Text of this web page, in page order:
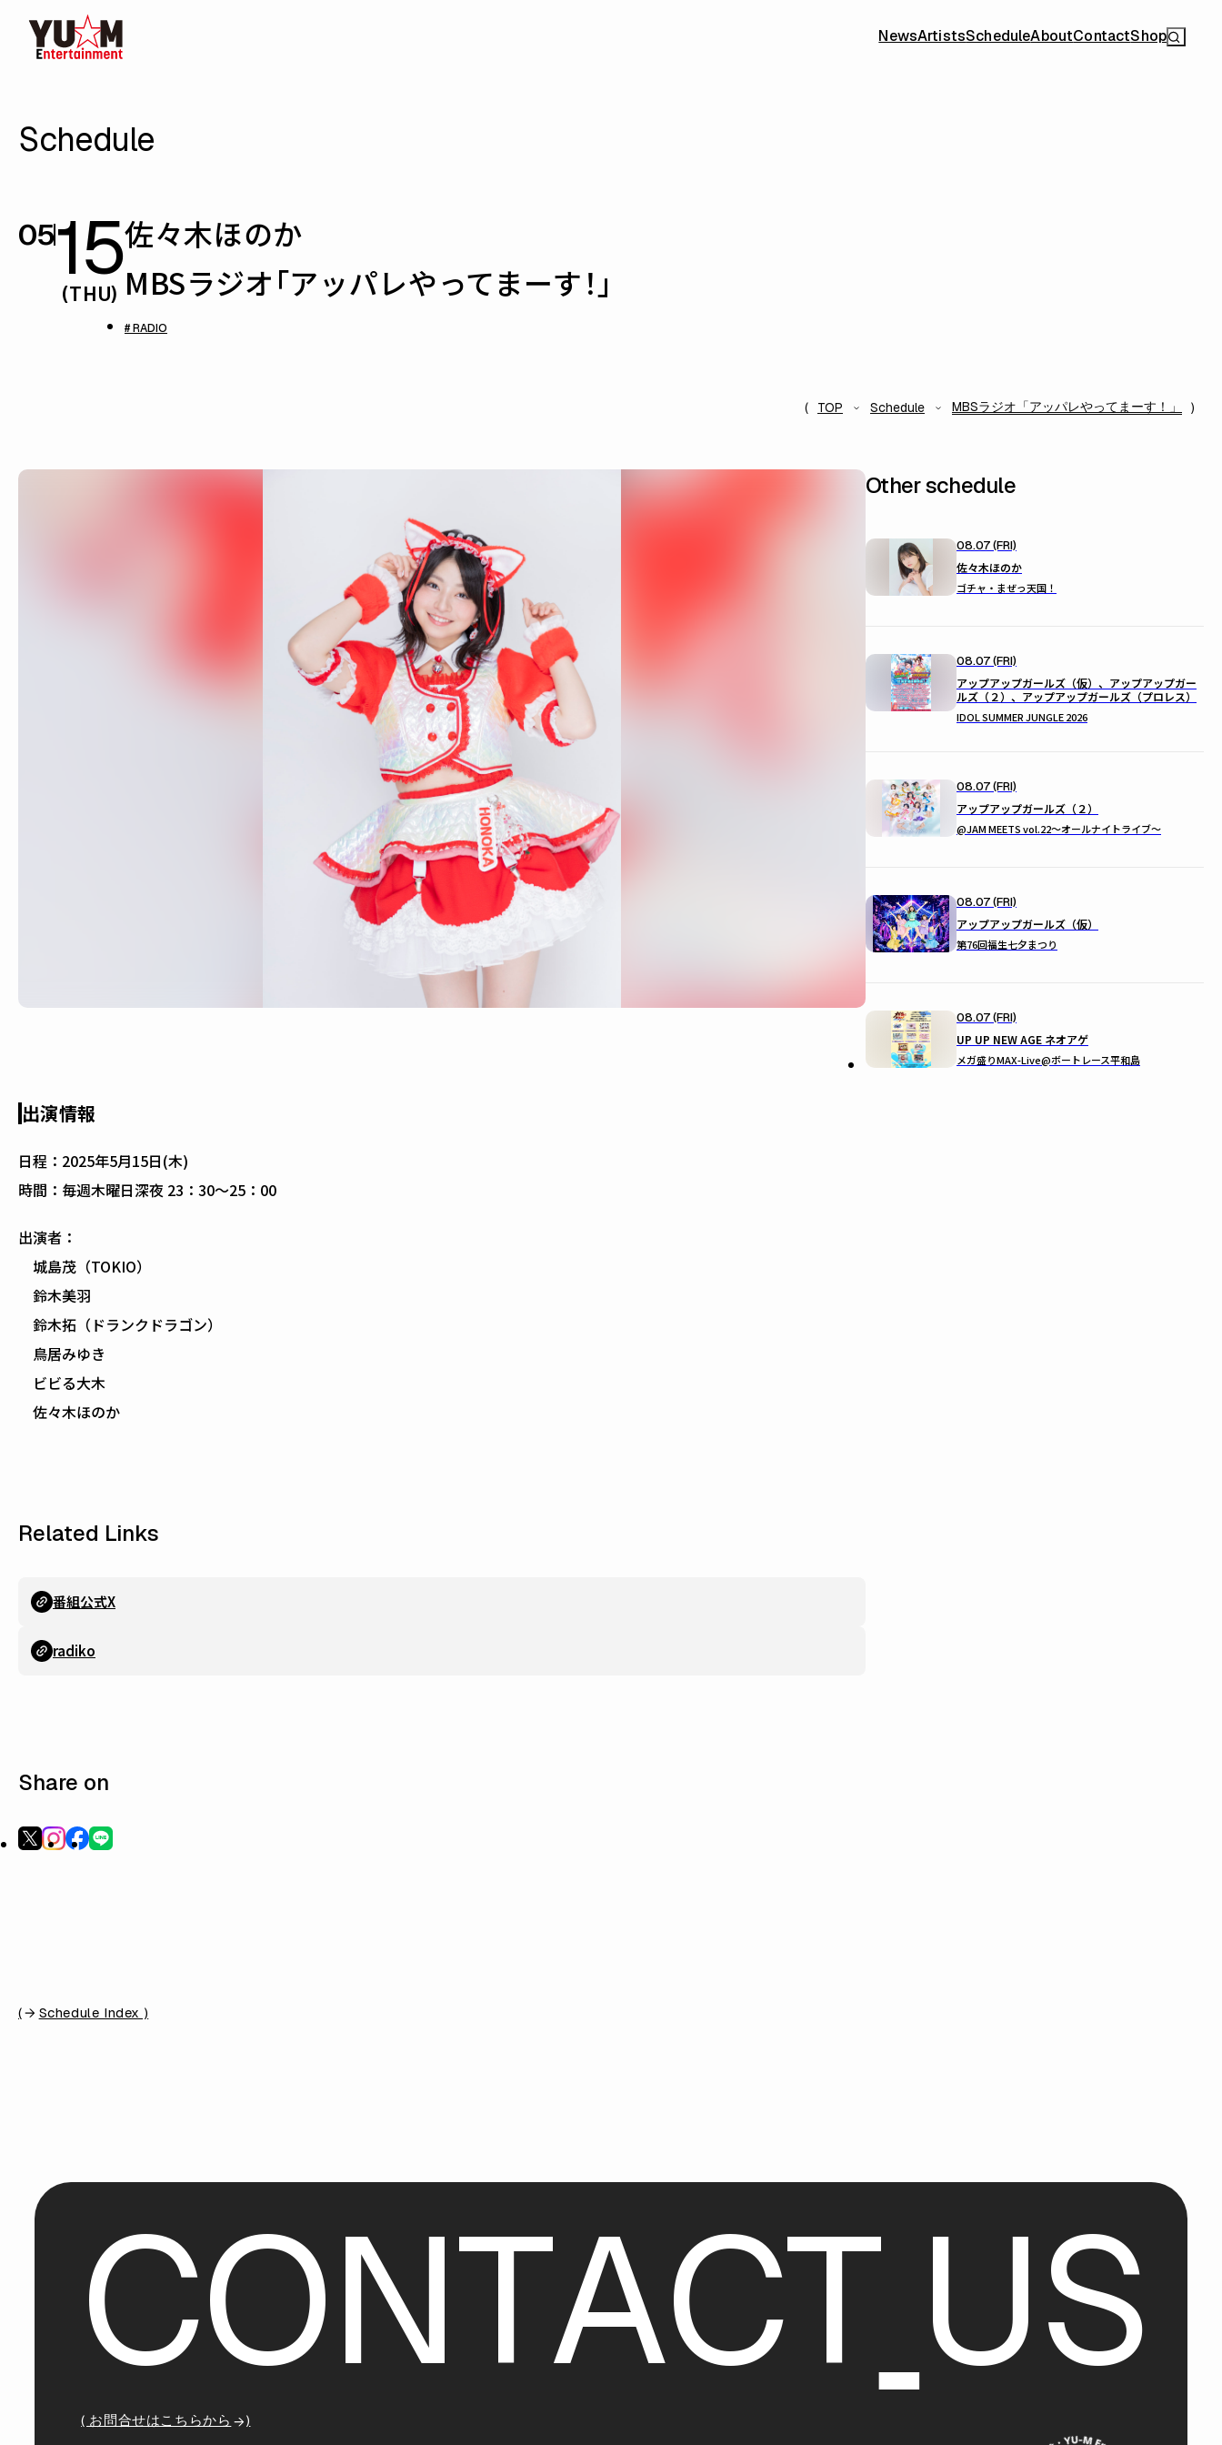
NewsArtistsScheduleAboutContactShop
Schedule
0515
(THU)
佐々木ほのか
MBSラジオ「アッパレやってまーす！」
# RADIO
TOP Schedule MBSラジオ「アッパレやってまーす！」
出演情報
日程： 2025年5月15日(木)
時間： 毎週木曜日深夜 23：30〜25：00
出演者：
城島茂（TOKIO）
鈴木美羽
鈴木拓（ドランクドラゴン）
鳥居みゆき
ビビる大木
佐々木ほのか
Related Links
番組公式X
radiko
Share on
Other schedule
08.07 (FRI)
佐々木ほのか
ゴチャ・まぜっ天国！
08.07 (FRI)
アップアップガールズ（仮）、アップアップガー
ルズ（２）、アップアップガールズ（プロレス）
IDOL SUMMER JUNGLE 2026
08.07 (FRI)
アップアップガールズ（２）
@JAM MEETS vol.22〜オールナイトライブ〜
08.07 (FRI)
アップアップガールズ（仮）
第76回福生七夕まつり
08.07 (FRI)
UP UP NEW AGE ネオアゲ
メガ盛りMAX-Live@ボートレース平和島
( Schedule Index )
CONTACT US
( お問合せはこちらから )